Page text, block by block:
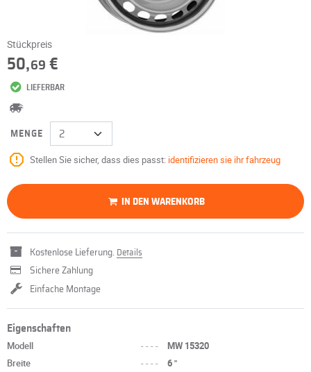
Stückpreis
50,69 €
LIEFERBAR
MENGE
Stellen Sie sicher, dass dies passt: identifizieren sie ihr fahrzeug
IN DEN WARENKORB
Kostenlose Lieferung. Details
Sichere Zahlung
Einfache Montage
Eigenschaften
Modell ----
MW 15320
Breite
----
6 "